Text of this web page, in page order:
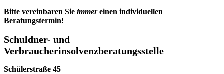
Bitte vereinbaren Sie immereinen individuellen
Beratungstermin!
Schuldner- und
Verbraucherinsolvenzberatungsstelle
Schülerstraße 45